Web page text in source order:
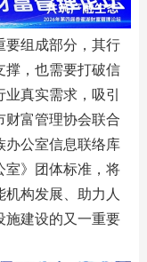
要组成部分，其行
撑，也需要打破信
真实需求，吸引
财富管理协会联合
办公室信息联络库
室》团体标准，将
构发展、助力人
施建设的又一重要